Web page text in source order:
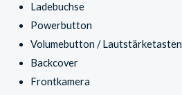
Ladebuchse
Powerbutton
Volumebutton / Lautstärketasten
Backcover
Frontkamera